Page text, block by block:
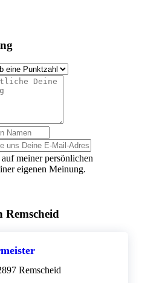
meiner persönlichen
eigenen Meinung.
Remscheid